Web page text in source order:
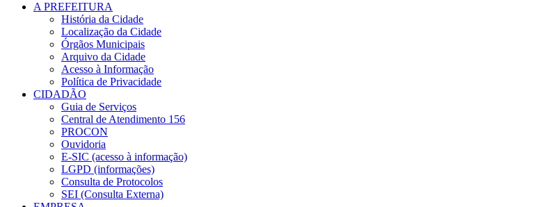
A PREFEITURA
História da Cidade
Localização da Cidade
Órgãos Municipais
Arquivo da Cidade
Acesso à Informação
Política de Privacidade
CIDADÃO
Guia de Serviços
Central de Atendimento 156
PROCON
Ouvidoria
E-SIC (acesso à informação)
LGPD (informações)
Consulta de Protocolos
SEI (Consulta Externa)